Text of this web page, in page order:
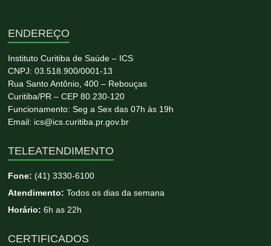
ENDEREÇO
Instituto Curitiba de Saúde – ICS
CNPJ: 03.518.900/0001-13
Rua Santo Antônio, 400 – Rebouças
Curitiba/PR – CEP 80.230-120
Funcionamento: Seg a Sex das 07h às 19h
Email: ics@ics.curitiba.pr.gov.br
TELEATENDIMENTO
Fone:(41) 3330-6100
Atendimento: Todos os dias da semana
Horário: 6h as 22h
CERTIFICADOS